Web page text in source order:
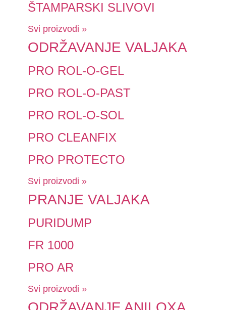
ŠTAMPARSKI SLIVOVI
Svi proizvodi »
ODRŽAVANJE VALJAKA
PRO ROL-O-GEL
PRO ROL-O-PAST
PRO ROL-O-SOL
PRO CLEANFIX
PRO PROTECTO
Svi proizvodi »
PRANJE VALJAKA
PURIDUMP
FR 1000
PRO AR
Svi proizvodi »